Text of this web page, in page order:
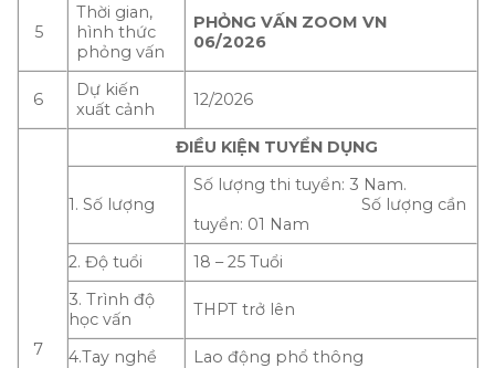
5
Thời gian,
hình thức
phỏng vấn
PHỎNG VẤN ZOOM VN
06/2026
6
Dự kiến
xuất cảnh
12/2026
7
ĐIỀU KIỆN TUYỂN DỤNG
1. Số lượng
Số lượng thi tuyển: 3 Nam.
Số lượng cần
tuyển: 01 Nam
2. Độ tuổi
18 – 25 Tuổi
3. Trình độ
học vấn
THPT trở lên
4.Tay nghề
Lao động phổ thông